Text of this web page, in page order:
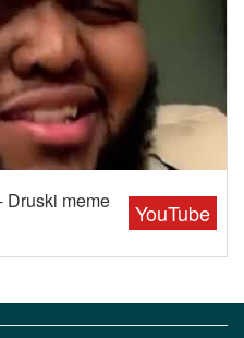
YouTube
Druski meme